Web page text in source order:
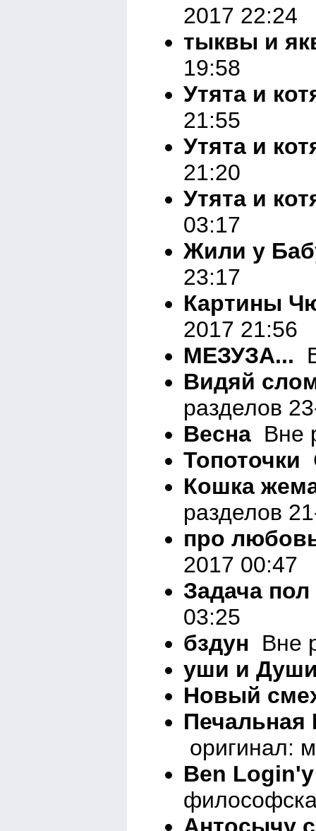
2017 22:24
тыквы и
19:58
Утята и
21:55
Утята и
21:20
Утята и
03:17
Жили у
23:17
Картины
2017 21:56
МЕЗУЗА...
Видяй
разделов
Весна Вне
Топоточки
Кошка
разделов
про
2017 00:47
Задача пол
03:25
бздун Вне
уши и
Новый
Печальная
оригинал:
Ben
Антосычу